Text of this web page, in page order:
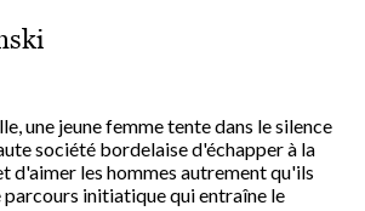
une jeune femme tente dans le silence
société bordelaise d'échapper à la
d'aimer les hommes autrement qu'ils
initiatique qui entraîne le